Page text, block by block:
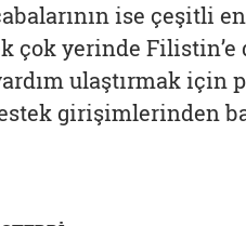
ise çeşitli
çok yerinde Filistin’e
ulaştırmak için
girişimlerinden